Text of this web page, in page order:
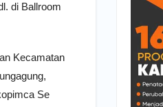
di Ballroom
Kecamatan
Se